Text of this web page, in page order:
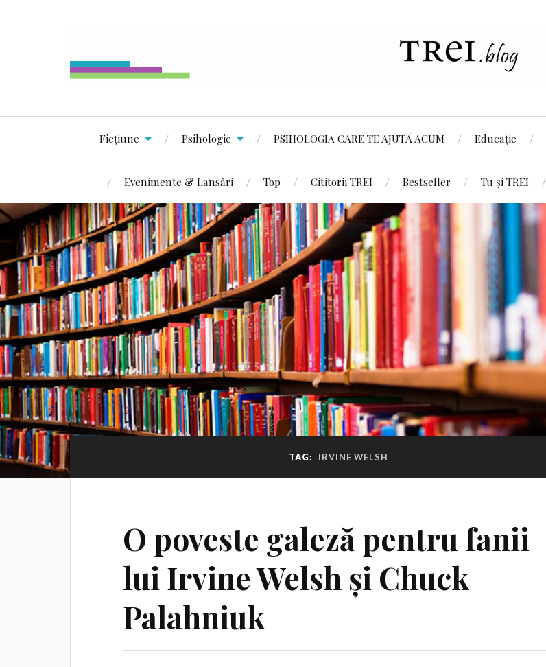
Ficțiune Psihologie PSIHOLOGIA CARE TE AJUTĂ ACUM Educație
Evenimente & Lansări Top Cititorii TREI Bestseller Tu și TREI
TAG: IRVINE WELSH
O poveste galeză pentru fanii
lui Irvine Welsh și Chuck
Palahniuk